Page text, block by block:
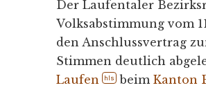
Der Laufentaler
Volksabstimmung vom
den Anschlussvertrag
Stimmen deutlich
Laufen
hls beimKanton